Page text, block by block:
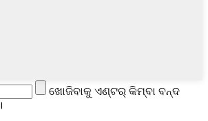
ଖୋଜିବାକୁ ଏଣ୍ଟର୍ କିମ୍ବା ବନ୍ଦ